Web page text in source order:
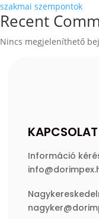
szakmai szempontok
Recent
Nincs megjeleníthető
KAPCSOLAT
Információ